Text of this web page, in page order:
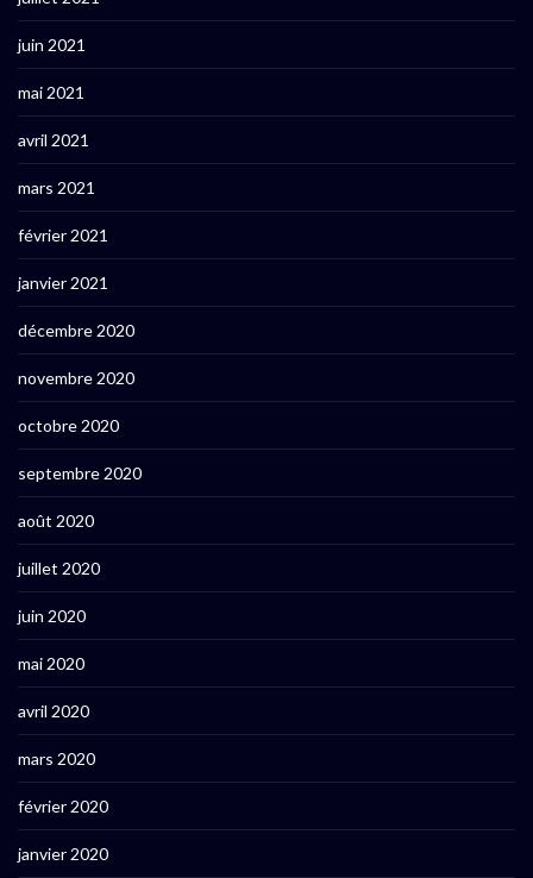
juin 2021
mai 2021
avril 2021
mars 2021
février 2021
janvier 2021
décembre 2020
novembre 2020
octobre 2020
septembre 2020
août 2020
juillet 2020
juin 2020
mai 2020
avril 2020
mars 2020
février 2020
janvier 2020